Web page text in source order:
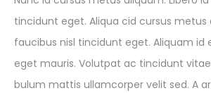
tincidunt eget. Aliqua cid cursus metus
faucibus nisl tincidunt eget. Aliquam id
eget mauris. Volutpat ac tincidunt
bulum mattis ullamcorper velit sed. A